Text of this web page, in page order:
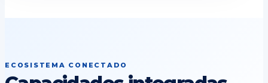
ECOSISTEMA CONECTADO